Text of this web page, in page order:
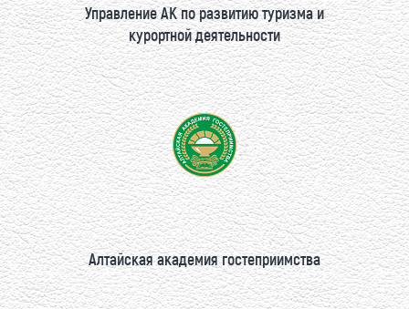
Управление АК по развитию туризма и
курортной деятельности
Алтайская академия гостеприимства